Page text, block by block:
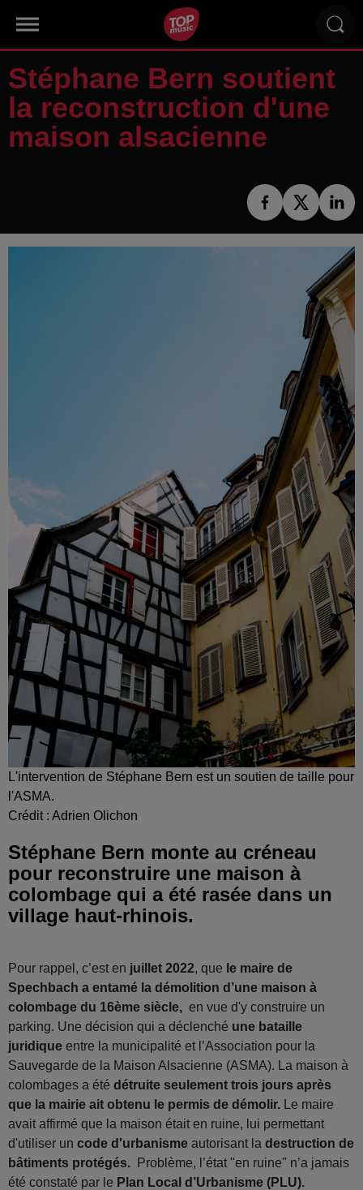
Stéphane Bern soutient
la reconstruction d'une
maison alsacienne
L'intervention de Stéphane Bern est un soutien de taille pour
l'ASMA.
Crédit : Adrien Olichon
Stéphane Bern monte au créneau
pour reconstruire une maison à
colombage qui a été rasée dans un
village haut-rhinois.
Pour rappel, c’est en juillet 2022, que le maire de
Spechbach a entamé la démolition d’une maison à
colombage du 16ème siècle, en vue d'y construire un
parking. Une décision qui a déclenché une bataille
juridique entre la municipalité et l’Association pour la
Sauvegarde de la Maison Alsacienne (ASMA). La maison à
colombages a été détruite seulement trois jours après
que la mairie ait obtenu le permis de démolir. Le maire
avait affirmé que la maison était en ruine, lui permettant
d'utiliser un code d'urbanisme autorisant la destruction de
bâtiments protégés.
Problème, l’état "en ruine" n’a jamais
été constaté par le Plan Local d’Urbanisme (PLU).